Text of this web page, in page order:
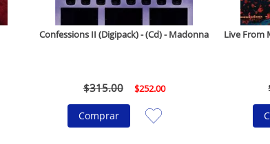
Confessions II (Digipack) - (Cd) - Madonna
$315.00 $252.00
Comprar
Live From